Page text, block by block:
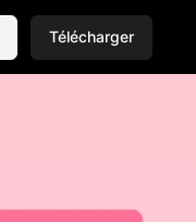
Télécharger